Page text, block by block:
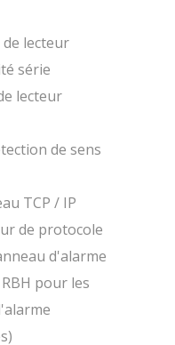
lecteur
série
lecteur
de sens
TCP / IP
de protocole
d'alarme
pour les